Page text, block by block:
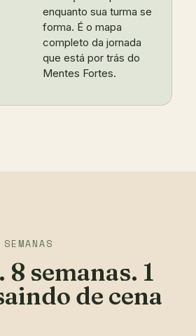
enquanto sua turma se
forma. É o mapa
completo da jornada
que está por trás do
Mentes Fortes.
8 semanas. 1
de cena